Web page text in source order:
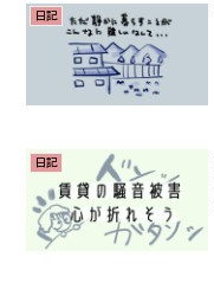
日記
日記